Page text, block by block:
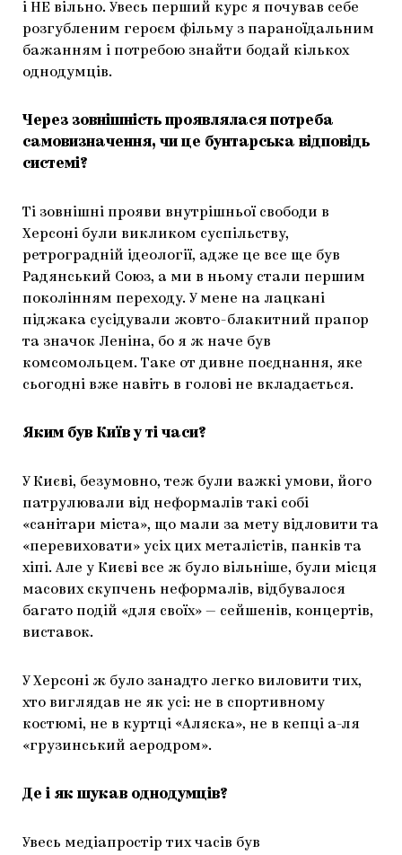
і НЕ вільно. Увесь перший курс я почував себе
розгубленим героєм фільму з параноїдальним
бажанням і потребою знайти бодай кількох
однодумців.
Через зовнішність проявлялася потреба
самовизначення, чи це бунтарська відповідь
системі?
Ті зовнішні прояви внутрішньої свободи в
Херсоні були викликом суспільству,
ретроградній ідеології, адже це все ще був
Радянський Союз, а ми в ньому стали першим
поколінням переходу. У мене на лацкані
піджака сусідували жовто-блакитний прапор
та значок Леніна, бо я ж наче був
комсомольцем. Таке от дивне поєднання, яке
сьогодні вже навіть в голові не вкладається.
Яким був Київ у ті часи?
У Києві, безумовно, теж були важкі умови, його
патрулювали від неформалів такі собі
«санітари міста», що мали за мету відловити та
«перевиховати» усіх цих металістів, панків та
хіпі. Але у Києві все ж було вільніше, були місця
масових скупчень неформалів, відбувалося
багато подій «для своїх» — сейшенів, концертів,
виставок.
У Херсоні ж було занадто легко виловити тих,
хто виглядав не як усі: не в спортивному
костюмі, не в куртці «Аляска», не в кепці а-ля
«грузинський аеродром».
Де і як шукав однодумців?
Увесь медіапростір тих часів був